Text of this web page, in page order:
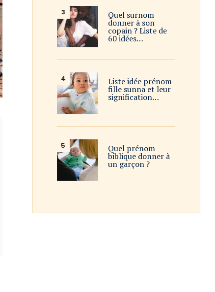
Quel surnom
donner à son
copain ? Liste de
60 idées…
Liste idée prénom
fille sunna et leur
signification…
Quel prénom
biblique donner à
un garçon ?